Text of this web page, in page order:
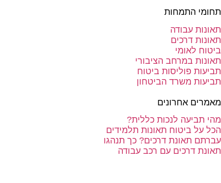
תחומי התמחות
תאונות עבודה
תאונות דרכים
ביטוח לאומי
תאונות במרחב הציבורי
תביעות פוליסות ביטוח
תביעות משרד הביטחון
מאמרים אחרונים
מהי תביעה לנכות כללית?
הכל על ביטוח תאונות תלמידים
עברתם תאונת דרכים? כך תנהגו
תאונת דרכים עם רכב עבודה